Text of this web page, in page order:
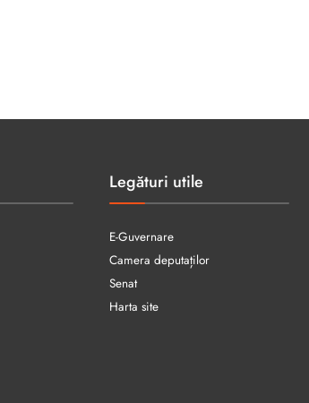
Legături utile
E-Guvernare
Camera deputaților
Senat
Harta site